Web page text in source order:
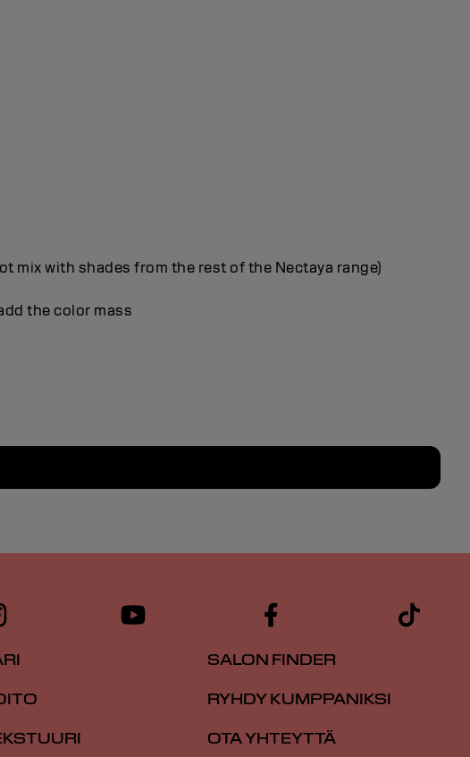
mix with shades from the rest of the Nectaya range)
the color mass
SALON FINDER
RYHDY KUMPPANIKSI
OTA YHTEYTTÄ